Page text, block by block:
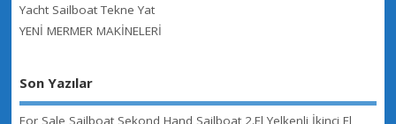
Yacht Sailboat Tekne Yat
YENİ MERMER MAKİNELERİ
Son Yazılar
For Sale Sailboat Sekond Hand Sailboat 2.El Yelkenli İkinci El